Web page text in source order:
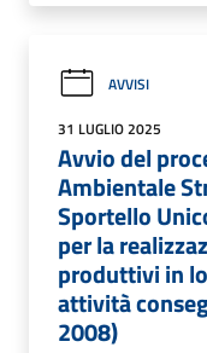
AVVISI
31 LUGLIO 2025
Avvio del
Ambientale
Sportello
per la
produttivi in
attività
2008)